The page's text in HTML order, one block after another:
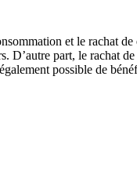
et le rachat
D’autre part, le rachat
possible de